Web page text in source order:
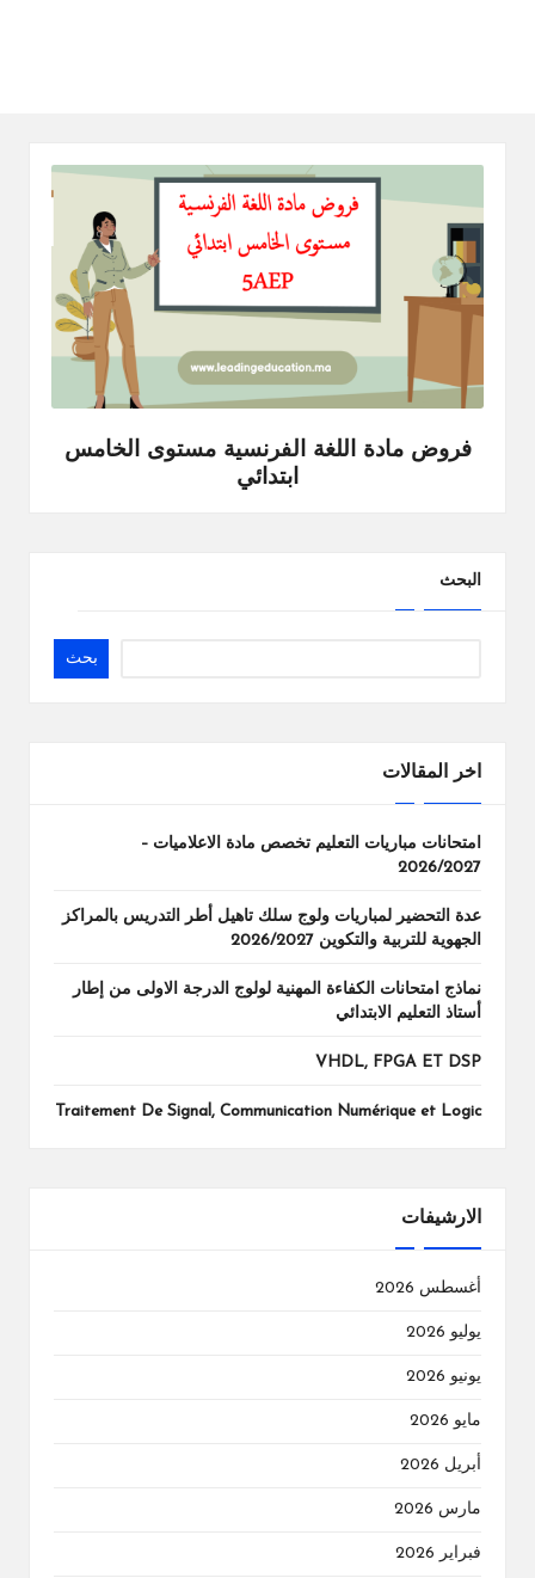
فروض مادة اللغة الفرنسية مستوى الخامس
ابتدائي
البحث
بحث
اخر المقالات
امتحانات مباريات التعليم تخصص مادة الاعلاميات –
2026/2027
عدة التحضير لمباريات ولوج سلك تاهيل أطر التدريس بالمراكز
الجهوية للتربية والتكوين 2026/2027
نماذج امتحانات الكفاءة المهنية لولوج الدرجة الاولى من إطار
أستاذ التعليم الابتدائي
VHDL, FPGA ET DSP
Traitement De Signal, Communication Numérique et Logic
الارشيفات
أغسطس 2026
يوليو 2026
يونيو 2026
مايو 2026
أبريل 2026
مارس 2026
فبراير 2026